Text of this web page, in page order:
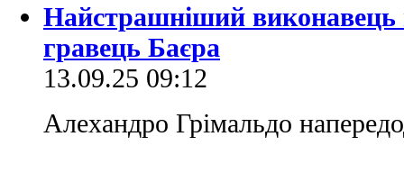
Найстрашніший
гравець Баєра
13.09.25 09:12
Алехандро Грімальдо